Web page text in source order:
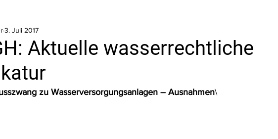
Naturschutzrecht
Aktuelle wasserrechtliche
3. Juli 2017
zu Wasserversorgungsanlagen – Ausnahmen\